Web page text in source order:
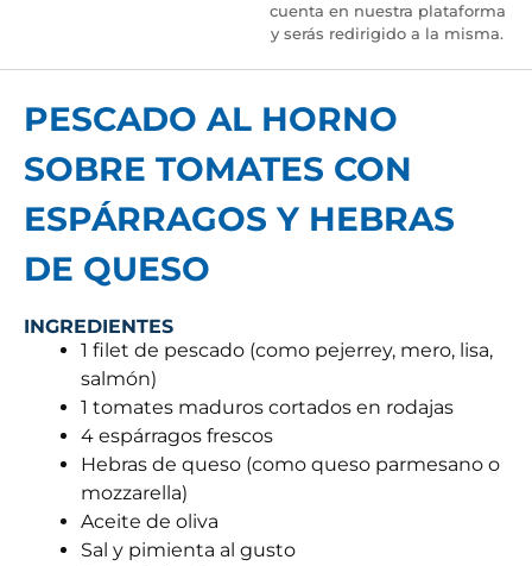
cuenta en nuestra plataforma
y serás redirigido a la misma.
PESCADO AL HORNO
SOBRE TOMATES CON
ESPÁRRAGOS Y HEBRAS
DE QUESO
INGREDIENTES
1 filet de pescado (como pejerrey, mero, lisa,
salmón)
1 tomates maduros cortados en rodajas
4 espárragos frescos
Hebras de queso (como queso parmesano o
mozzarella)
Aceite de oliva
Sal y pimienta al gusto